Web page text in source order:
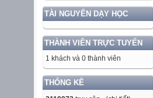
TÀI NGUYÊN DẠY HỌC
THÀNH VIÊN TRỰC TUYẾN
1 khách và 0 thành viên
THỐNG KÊ